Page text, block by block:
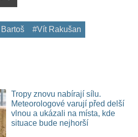
#Vít Rakušan
Tropy znovu nabírají sílu.
Meteorologové varují před delší
vlnou a ukázali na místa, kde
situace bude nejhorší